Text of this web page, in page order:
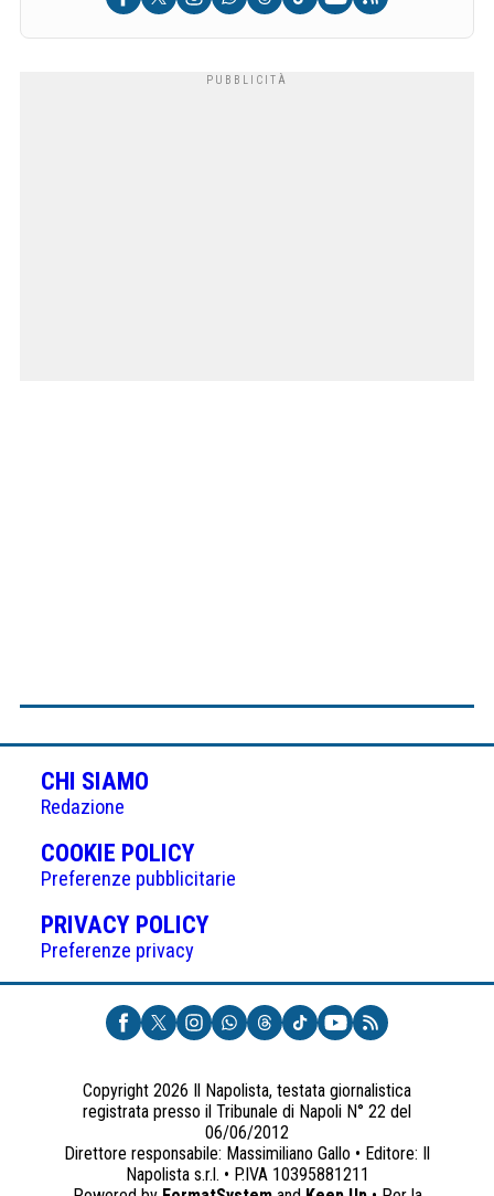
CHI SIAMO
Redazione
COOKIE POLICY(APRE
IN
UNA
NUOVA
Preferenze pubblicitarie
PRIVACY POLICY(APRE
UNA
NUOVA
SCHEDA)
Preferenze privacy
Copyright 2026 Il Napolista, testata giornalistica
registrata presso il Tribunale di Napoli N° 22 del
06/06/2012
Direttore responsabile: Massimiliano Gallo • Editore: Il
Napolista s.r.l. • P.IVA 10395881211